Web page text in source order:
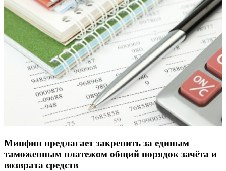
Минфин предлагает закрепить за единым
таможенным платежом общий порядок зачёта и
возврата средств